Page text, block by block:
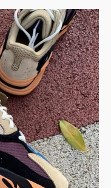
כמות
של
Yeezy
Boost
700
‘Sun’